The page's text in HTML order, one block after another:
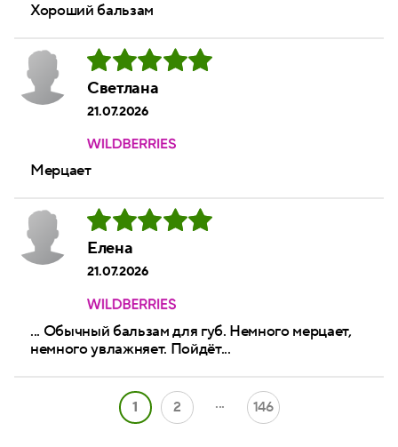
Хороший бальзам
Светлана
21.07.2026
Мерцает
Елена
21.07.2026
... Обычный бальзам для губ. Немного мерцает,
немного увлажняет. Пойдёт...
1 2 ... 146